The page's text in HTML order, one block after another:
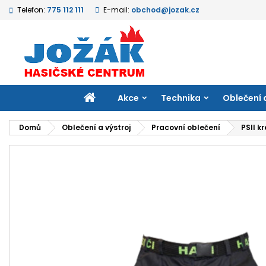
Telefon: 775 112 111 E-mail: obchod@jozak.cz
DOMŮAkce Technika Oblečení
Domů Oblečení a výstroj Pracovní oblečení PSII